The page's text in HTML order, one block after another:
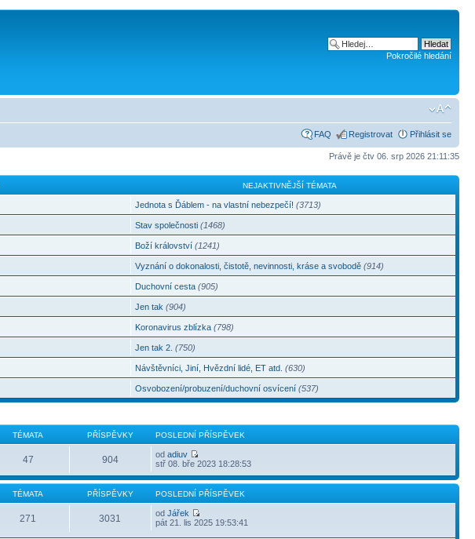
Pokročilé hledání
FAQ Registrovat Přihlásit se
Právě je čtv 06. srp 2026 21:11:35
NEJAKTIVNĚJŠÍ TÉMATA
Jednota s Ďáblem - na vlastní nebezpečí! (3713)
Stav společnosti (1468)
Boží království (1241)
Vyznání o dokonalosti, čistotě, nevinnosti, kráse a svobodě (914)
Duchovní cesta (905)
Jen tak (904)
Koronavirus zblízka (798)
Jen tak 2. (750)
Návštěvníci, Jiní, Hvězdní lidé, ET atd. (630)
Osvobození/probuzení/duchovní osvícení (537)
TÉMATA PŘÍSPĚVKY POSLEDNÍ PŘÍSPĚVEK
47 904 odadiuv
stř 08. bře 2023 18:28:53
TÉMATA PŘÍSPĚVKY POSLEDNÍ PŘÍSPĚVEK
271 3031 odJářek
pát 21. lis 2025 19:53:41